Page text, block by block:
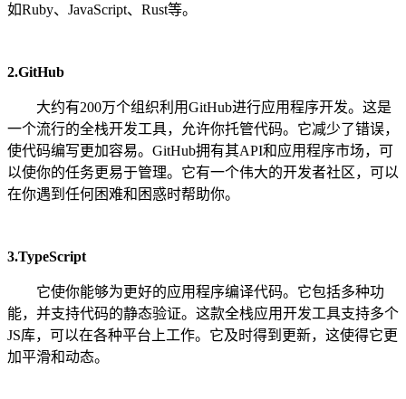
如Ruby、JavaScript、Rust等。
2.GitHub
大约有200万个组织利用GitHub进行应用程序开发。这是
一个流行的全栈开发工具，允许你托管代码。它减少了错误，
使代码编写更加容易。GitHub拥有其API和应用程序市场，可
以使你的任务更易于管理。它有一个伟大的开发者社区，可以
在你遇到任何困难和困惑时帮助你。
3.TypeScript
它使你能够为更好的应用程序编译代码。它包括多种功
能，并支持代码的静态验证。这款全栈应用开发工具支持多个
JS库，可以在各种平台上工作。它及时得到更新，这使得它更
加平滑和动态。